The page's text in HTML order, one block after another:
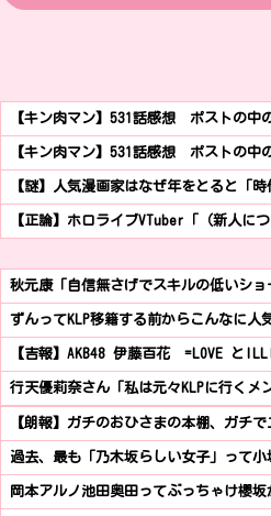
【キン肉マン】531話感想 ポストの中
【キン肉マン】531話感想 ポストの中
【謎】人気漫画家はなぜ年をとると「
【正論】ホロライブVTuber「（新人に
秋元康「自信無さげでスキルの低いシ
ずんってKLP移籍する前からこんなに人
【吉報】AKB48 伊藤百花 =LOVE と
行天優莉奈さん「私は元々KLPに行くメ
【朗報】ガチのおひさまの本棚、ガチで
過去、最も「乃木坂らしい女子」って
岡本アルノ池田奥田ってぶっちゃけ櫻